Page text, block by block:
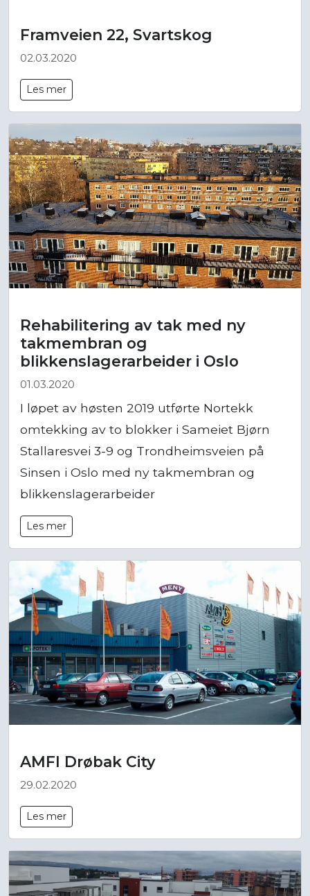
Framveien 22, Svartskog
02.03.2020
Les mer
Rehabilitering av tak med ny
takmembran og
blikkenslagerarbeider i Oslo
01.03.2020
I løpet av høsten 2019 utførte Nortekk
omtekking av to blokker i Sameiet Bjørn
Stallaresvei 3-9 og Trondheimsveien på
Sinsen i Oslo med ny takmembran og
blikkenslagerarbeider
Les mer
AMFI Drøbak City
29.02.2020
Les mer